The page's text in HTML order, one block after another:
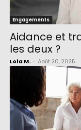
Engagements
Aidance et
les deux ?
Lola M. Août 20, 2025